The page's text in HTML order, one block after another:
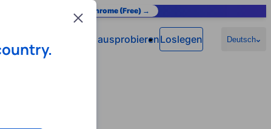
Add to Chrome (Free) →
Jetzt ausprobierenLoslegen Deutsch
Close